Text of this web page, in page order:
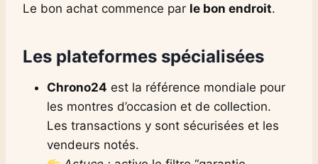
Le bon achat commence par le bon endroit.
Les plateformes spécialisées
Chrono24 est la référence mondiale pour
les montres d’occasion et de collection.
Les transactions y sont sécurisées et les
vendeurs notés.